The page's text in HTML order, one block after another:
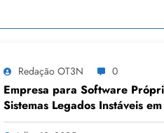
Redação OT3N 0
Empresa para Software
Sistemas Legados Instáveis
Horizonte | OT3N Brasil –